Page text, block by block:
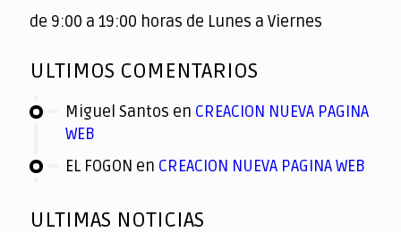
de 9:00 a 19:00 horas de Lunes a Viernes
ULTIMOS COMENTARIOS
Miguel Santos en CREACION NUEVA PAGINA
WEB
EL FOGON en CREACION NUEVA PAGINA WEB
ULTIMAS NOTICIAS